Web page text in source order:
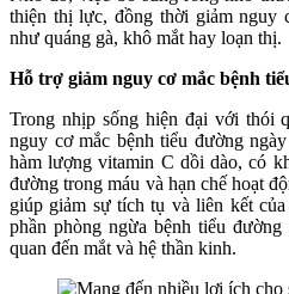
thiện thị lực, đồng thời giảm nguy
như quáng gà, khô mắt hay loạn thị.
Hỗ trợ giảm nguy cơ mắc bệnh
Trong nhịp sống hiện đại với thói
nguy cơ mắc bệnh tiểu đường
hàm lượng vitamin C dồi dào, có
đường trong máu và hạn chế hoạt
giúp giảm sự tích tụ và liên kết
phần phòng ngừa bệnh tiểu
quan đến mắt và hệ thần kinh.